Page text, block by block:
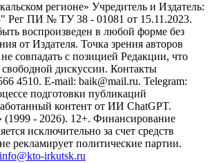
регионе» Учредитель и Издатель:
ПИ № ТУ 38 - 01081 от 15.11.2023.
воспроизведен в любой форме без
от Издателя. Точка зрения авторов
совпадать с позицией Редакции, что
свободной дискуссии. Контакты
4510. E-mail: baik@mail.ru. Telegram:
подготовки публикаций
контент от ИИ ChatGPT.
- 2026). 12+. Финансирование
исключительно за счет средств
рекламирует политические партии.
info@kto-irkutsk.ru